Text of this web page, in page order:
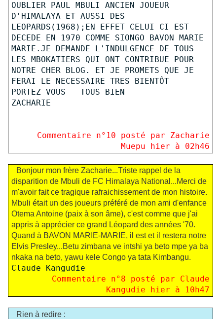
OUBLIER PAUL MBULI ANCIEN JOUEUR
D'HIMALAYA ET AUSSI DES
LEOPARDS(1968);EN EFFET CELUI CI EST
DECEDE EN 1970 COMME SIONGO BAVON MARIE
MARIE.JE DEMANDE L'INDULGENCE DE TOUS
LES MBOKATIERS QUI ONT CONTRIBUE POUR
NOTRE CHER BLOG. ET JE PROMETS QUE JE
FERAI LE NECESSAIRE TRES BIENTÔT
PORTEZ VOUS TOUS BIEN
ZACHARIE
Commentaire n° 10 posté par Zacharie
Muepu hier à 02h46
Bonjour mon frère Zacharie...Triste rappel de la
disparition de Mbuli de FC Himalaya National...Merci de
m'avoir fait ce tragique rafraichissement de mon histoire.
Mbuli était un des joueurs préféré de mon ami d'enfance
Otema Antoine (paix à son âme), c'est comme que j'ai
appris à apprécier ce grand Léopard des années '70.
Quand à BAVON MARIE-MARIE, il est et il restera notre
Elvis Presley...Betu zimbana ve intshi ya beto mpe ya ba
nkaka na beto, yawu kele Congo ya tata Kimbangu.
Claude Kangudie
Commentaire n°8 posté par Claude
Kangudie hier à 10h47
Rien à redire :